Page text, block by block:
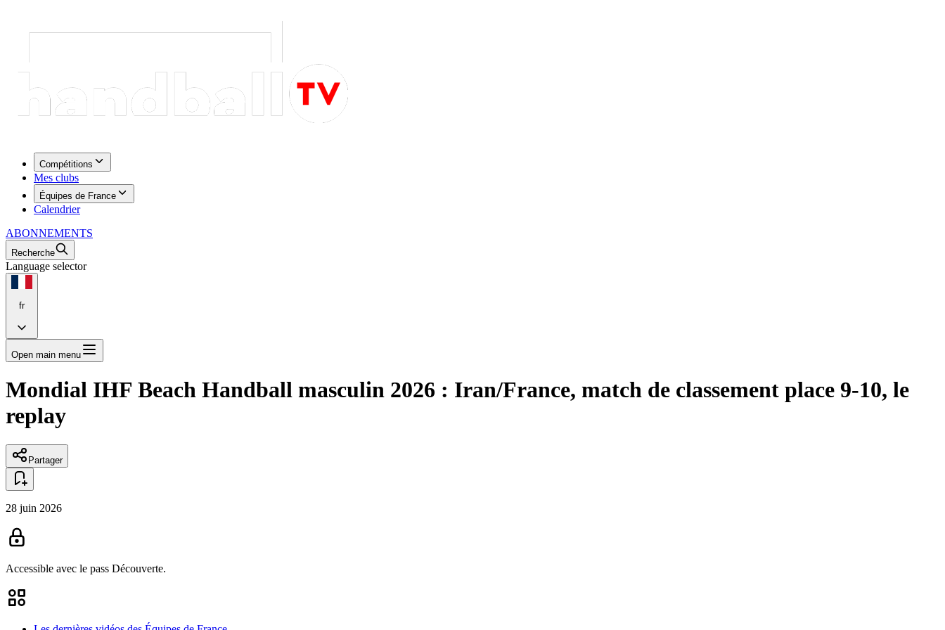
Compétitions
Mes clubs
Équipes de France
Calendrier
ABONNEMENTS
Recherche
Language selector
fr
Open main menu
Mondial IHF Beach Handball masculin 2026 : Iran/France, match de classement place 9-10, le
replay
Partager
28 juin 2026
Accessible avec le pass Découverte.